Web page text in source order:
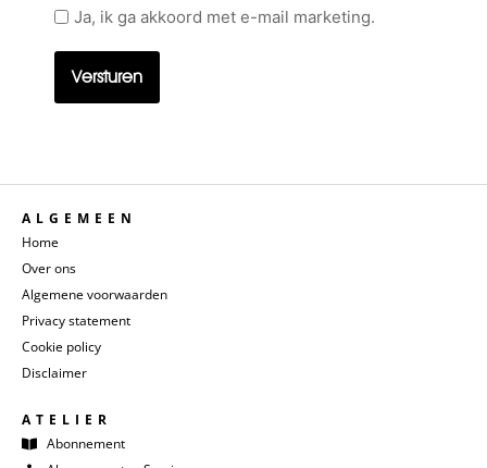
GeenJa, ik ga akkoord met e-mail marketing.
ALGEMEEN
Home
Over ons
Algemene voorwaarden
Privacy statement
Cookie policy
Disclaimer
ATELIER
Abonnement